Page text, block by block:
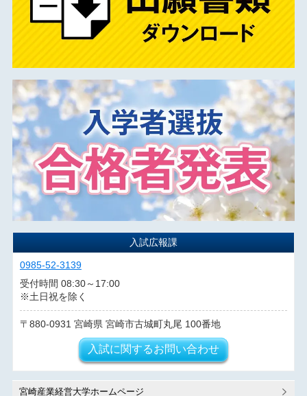
入試広報課
0985-52-3139
受付時間 08:30～17:00
※土日祝を除く
880-0931 宮崎県 宮崎市古城町丸尾 100番地
入試に関するお問い合わせ
宮崎産業経営大学ホームページ